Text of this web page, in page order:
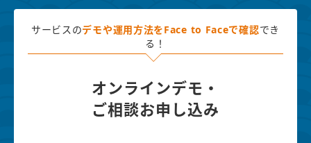
サービスのデモや運用方法を Face to Faceで確認でき
る！
オンラインデモ・
ご相談お申し込み